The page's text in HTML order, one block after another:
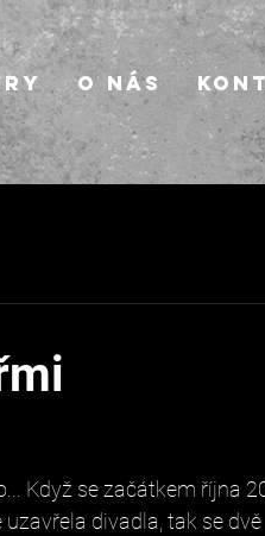
O nás
Když se začátkem října
uzavřela divadla, tak se dvě